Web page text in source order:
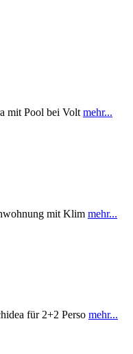
mit Pool bei Volt mehr...
mit Klim mehr...
für 2+2 Perso mehr...